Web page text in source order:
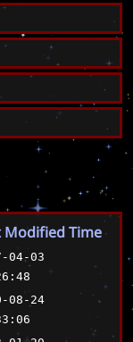
Modified Time
04-03
08-24